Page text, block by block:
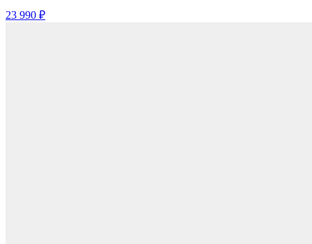
23 990 ₽